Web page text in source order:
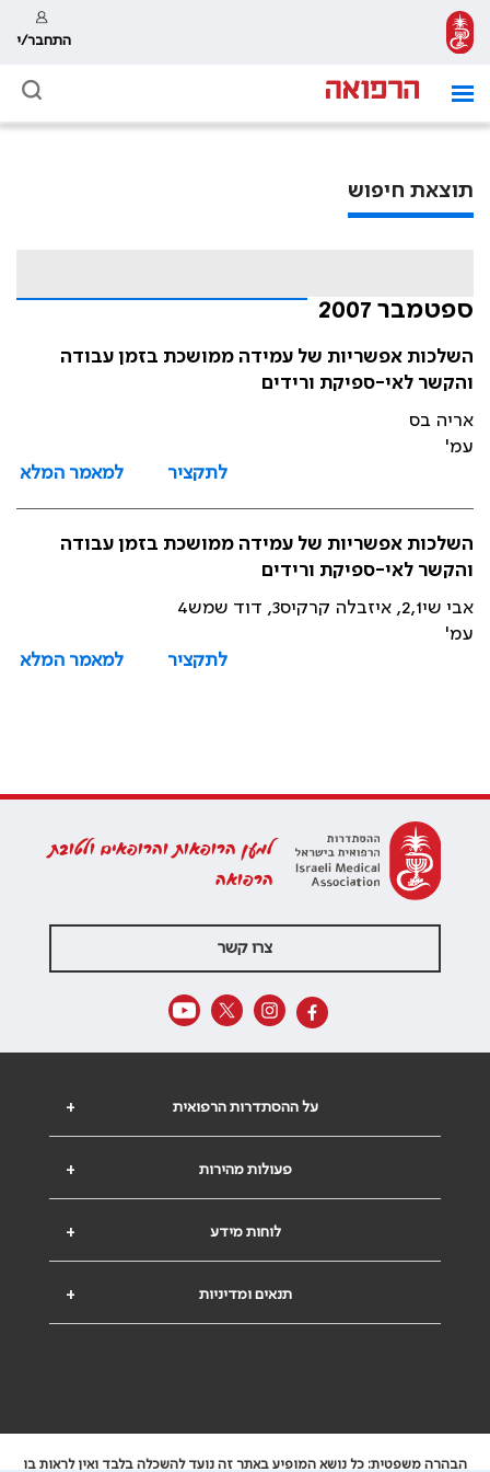
התחבר/י
תוצאת חיפוש
ספטמבר 2007
השלכות אפשריות של עמידה ממושכת בזמן עבודה
והקשר לאי-ספיקת ורידים
אריה בס
עמ'
לתקציר
למאמר המלא
השלכות אפשריות של עמידה ממושכת בזמן עבודה
והקשר לאי-ספיקת ורידים
אבי שי2,1, איזבלה קרקיס3, דוד שמש4
עמ'
לתקציר
למאמר המלא
למען הרופאות והרופאים ולטובת
הרפואה
צרו קשר
+ על ההסתדרות הרפואית
+ פעולות מהירות
+ לוחות מידע
+ תנאים ומדיניות
הבהרה משפטית: כל נושא המופיע באתר זה נועד להשכלה בלבד ואין לראות בו